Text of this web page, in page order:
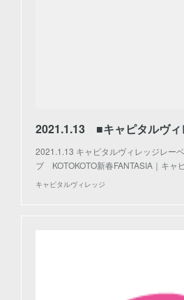
2021.1.13 キャピタルヴィレッジレー
ブ KOTOKOTO新春FANTASIA｜キャ
キャピタルヴィレッジ